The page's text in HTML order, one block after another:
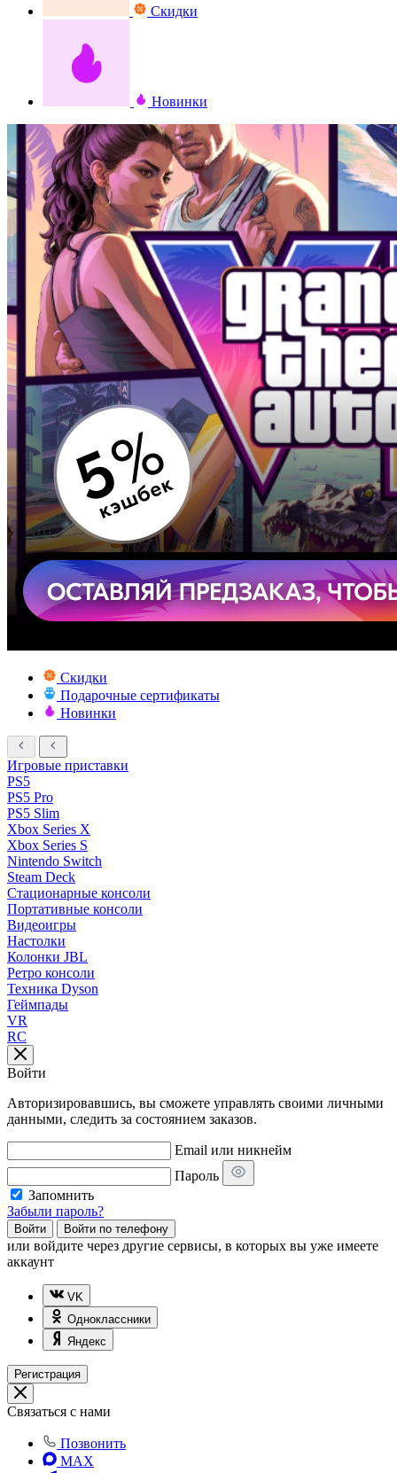
Скидки
Новинки
Скидки
Подарочные сертификаты
Новинки
Игровые приставки
PS5
PS5 Pro
PS5 Slim
Xbox Series X
Xbox Series S
Nintendo Switch
Steam Deck
Стационарные консоли
Портативные консоли
Видеоигры
Настолки
Колонки JBL
Ретро консоли
Техника Dyson
Геймпады
VR
RC
Войти
Авторизировавшись, вы сможете управлять своими личными
данными, следить за состоянием заказов.
Email или никнейм
Пароль
Запомнить
Забыли пароль?
Войти Войти по телефону
или войдите через другие сервисы, в которых вы уже имеете
аккаунт
VK
Одноклассники
Яндекс
Регистрация
Связаться с нами
Позвонить
MAX